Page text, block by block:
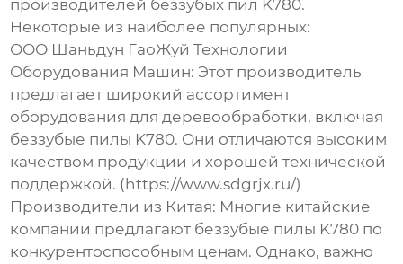
производителей беззубых пил K780.
Некоторые из наиболее популярных:
ООО Шаньдун ГаоЖуй Технологии
Оборудования Машин: Этот производитель
предлагает широкий ассортимент
оборудования для деревообработки, включая
беззубые пилы K780. Они отличаются высоким
качеством продукции и хорошей технической
поддержкой. (https://www.sdgrjx.ru/)
Производители из Китая: Многие китайские
компании предлагают беззубые пилы K780 по
конкурентоспособным ценам. Однако, важно